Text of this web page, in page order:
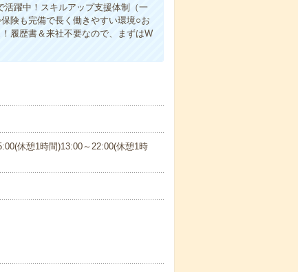
活躍中！スキルアップ支援体制（一
険も完備で長く働きやすい環境○お
履歴書＆来社不要なので、まずはW
休憩1時間)13:00～22:00(休憩1時